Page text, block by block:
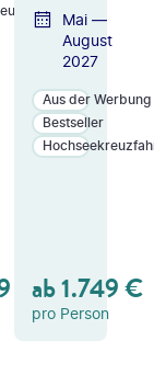
€
B
OT
Mai —
August
2027
Aus der Werbung
Bestseller
ab1.749€
pro Person